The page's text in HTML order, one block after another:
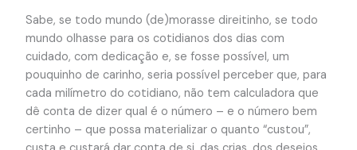
Sabe, se todo mundo (de)morasse direitinho, se todo
mundo olhasse para os cotidianos dos dias com
cuidado, com dedicação e, se fosse possível, um
pouquinho de carinho, seria possível perceber que, para
cada milímetro do cotidiano, não tem calculadora que
dê conta de dizer qual é o número – e o número bem
certinho – que possa materializar o quanto “custou”,